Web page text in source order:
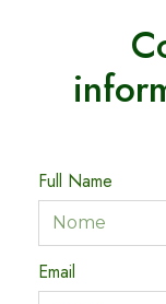
Full Name
Email